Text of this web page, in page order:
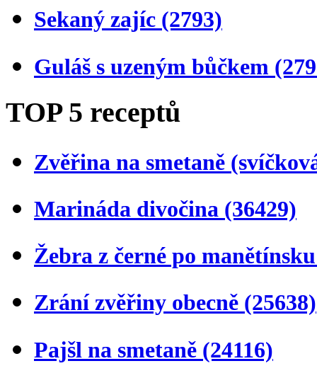
Sekaný zajíc (2793)
Guláš s uzeným bůčkem
TOP 5 receptů
Zvěřina na smetaně
Marináda divočina (36429)
Žebra z černé po
Zrání zvěřiny obecně (25638)
Pajšl na smetaně (24116)